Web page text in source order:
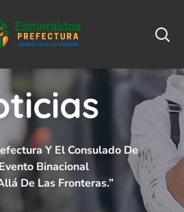
Y El Consulado De
Binacional
De Las Fronteras.”